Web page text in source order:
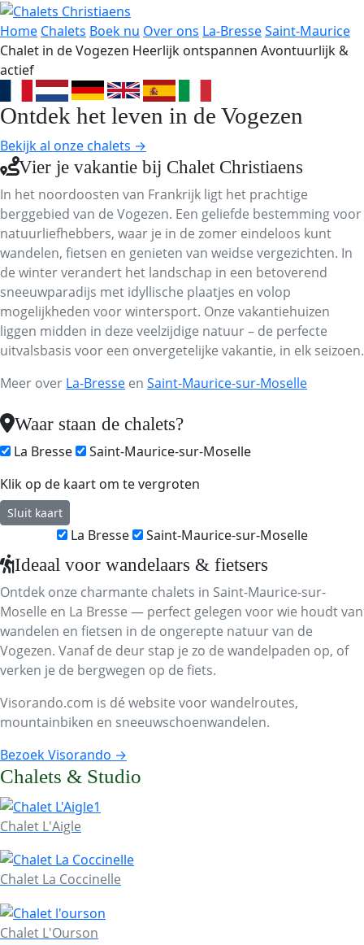
Home Chalets Boek nu Over ons La-BresseSaint-Maurice
Chalet in de Vogezen Heerlijk ontspannen Avontuurlijk &
actief
Ontdek het leven in de Vogezen
Bekijk al onze chalets →
Vier je vakantie bij Chalet Christiaens
In het noordoosten van Frankrijk ligt het prachtige
berggebied van de Vogezen. Een geliefde bestemming voor
natuurliefhebbers, waar je in de zomer eindeloos kunt
wandelen, fietsen en genieten van weidse vergezichten. In
de winter verandert het landschap in een betoverend
sneeuwparadijs met idyllische plaatjes en volop
mogelijkheden voor wintersport. Onze vakantiehuizen
liggen midden in deze veelzijdige natuur – de perfecte
uitvalsbasis voor een onvergetelijke vakantie, in elk seizoen.
Meer over La-Bresse en Saint-Maurice-sur-Moselle
Waar staan de chalets?
La Bresse
Saint-Maurice-sur-Moselle
Klik op de kaart om te vergroten
Sluit kaart
La Bresse Saint-Maurice-sur-Moselle
Ideaal voor wandelaars & fietsers
Ontdek onze charmante chalets in Saint-Maurice-sur-
Moselle en La Bresse — perfect gelegen voor wie houdt van
wandelen en fietsen in de ongerepte natuur van de
Vogezen. Vanaf de deur stap je zo de wandelpaden op, of
verken je de bergwegen op de fiets.
Visorando.com is dé website voor wandelroutes,
mountainbiken en sneeuwschoenwandelen.
Bezoek Visorando →
Chalets & Studio
Chalet L'Aigle
Chalet La Coccinelle
Chalet L'Ourson